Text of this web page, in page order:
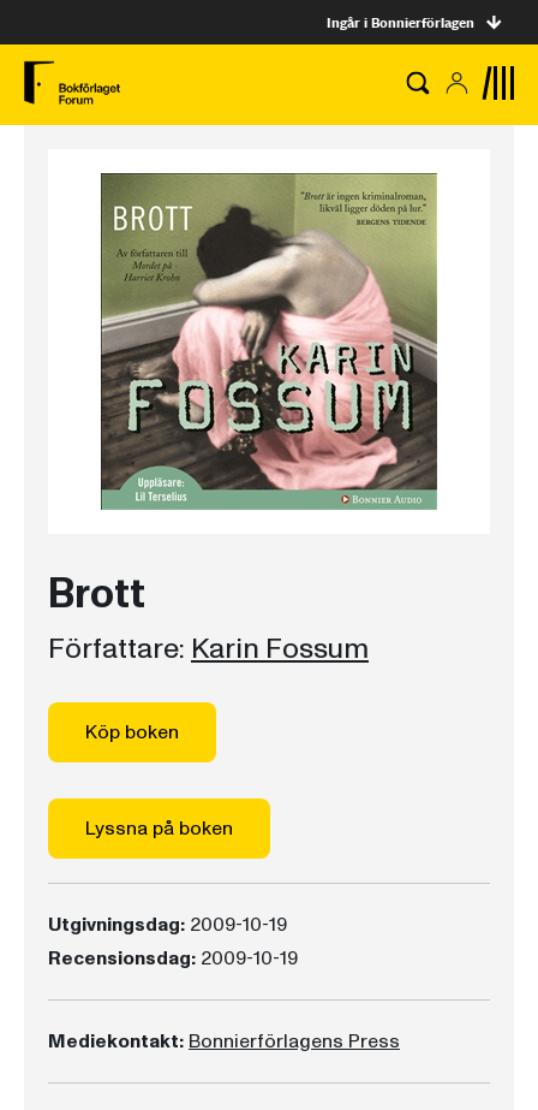
Ingår i Bonnierförlagen
Brott
Författare: Karin Fossum
Köp boken
Lyssna på boken
Utgivningsdag: 2009-10-19
Recensionsdag: 2009-10-19
Mediekontakt: Bonnierförlagens Press